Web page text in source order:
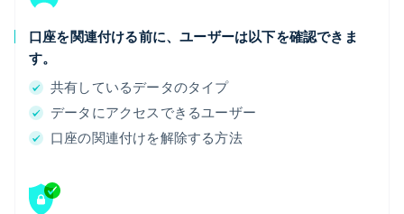
口座を関連付ける前に、ユーザーは以下を確認できま
す。
共有しているデータのタイプ
データにアクセスできるユーザー
口座の関連付けを解除する方法